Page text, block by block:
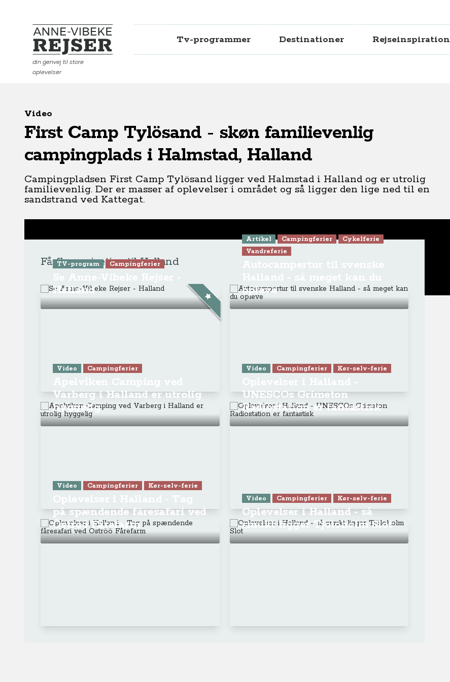
Anne-Vibeke Rejser
din genvej til store
oplevelser
Tv-programmer Destinationer Rejseinspiration
Video
First Camp Tylösand - skøn familievenlig
campingplads i Halmstad, Halland
Campingpladsen First Camp Tylösand ligger ved Halmstad i Halland og er utrolig
familievenlig. Der er masser af oplevelser i området og så ligger den lige ned til en
sandstrand ved Kattegat.
Få flere rejsetips til Halland
TV-program Campingferier
Halland
Artikel Campingferier
Cykelferie
Vandreferie
opleve
Video Campingferier
Varberg i Halland er utrolig
hyggelig
Video Campingferier Kør-selv-ferie
UNESCOs Grimeton
Radiostation er fantastisk
Video Campingferier Kør-selv-ferie
på spændende fåresafari ved
Öströö Fårefarm
Video Campingferier Kør-selv-ferie
Oplevelser i Halland - så
smukt ligger Tjöloholm Slot